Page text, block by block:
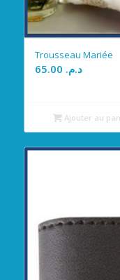
Trousseau Mariée
د.م.
Ajouter au